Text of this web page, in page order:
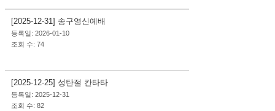
[2025-12-31] 송구영신예배
등록일: 2026-01-10
조회 수: 74
[2025-12-25] 성탄절 칸타타
등록일: 2025-12-31
조회 수: 82